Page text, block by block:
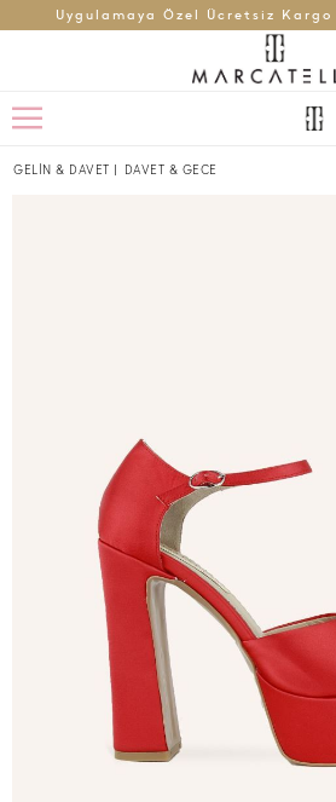
Uygulamaya Özel Ücretsiz Kargo
GELİN & DAVET | DAVET & GECE